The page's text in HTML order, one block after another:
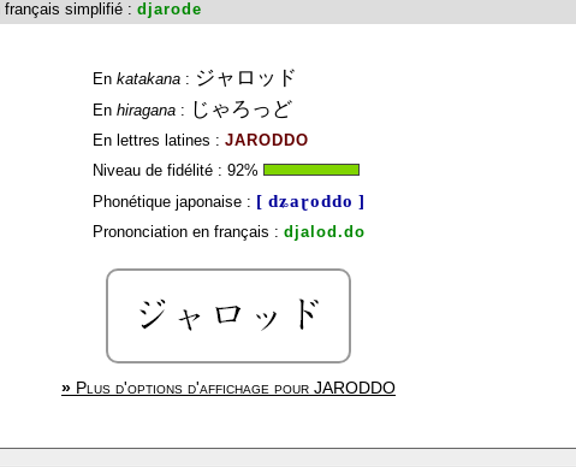
français simplifié : djarode
En katakana: ジャロッド
En hiragana: じゃろっど
En lettres latines : JARODDO
Niveau de fidélité : 92%
Phonétique japonaise : [ dʑaɽoddo ]
Prononciation en français : djalod.do
» Plus d'options d'affichage pour JARODDO